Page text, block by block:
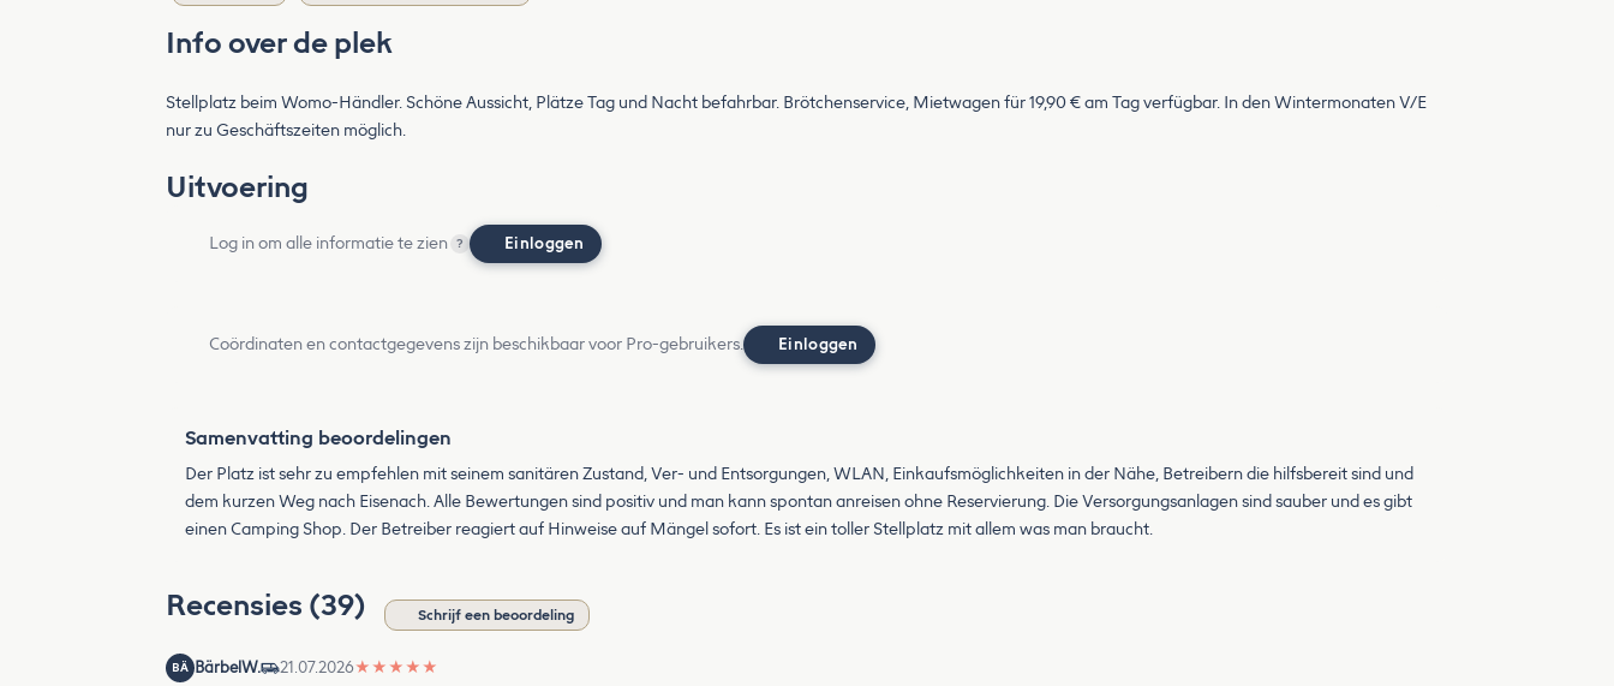
Info over de plek
Stellplatz beim Womo-Händler. Schöne Aussicht, Plätze Tag und Nacht befahrbar. Brötchenservice, Mietwagen für 19,90 € am Tag verfügbar. In den Wintermonaten V/E
nur zu Geschäftszeiten möglich.
Uitvoering
Log in om alle informatie te zien ? Einloggen
Coördinaten en contactgegevens zijn beschikbaar voor Pro-gebruikers. Einloggen
Samenvatting beoordelingen
Der Platz ist sehr zu empfehlen mit seinem sanitären Zustand, Ver- und Entsorgungen, WLAN, Einkaufsmöglichkeiten in der Nähe, Betreibern die hilfsbereit sind und
dem kurzen Weg nach Eisenach. Alle Bewertungen sind positiv und man kann spontan anreisen ohne Reservierung. Die Versorgungsanlagen sind sauber und es gibt
einen Camping Shop. Der Betreiber reagiert auf Hinweise auf Mängel sofort. Es ist ein toller Stellplatz mit allem was man braucht.
Recensies (39) Schrijf een beoordeling
BÄ BärbelW. 21.07.2026★ ★ ★ ★ ★